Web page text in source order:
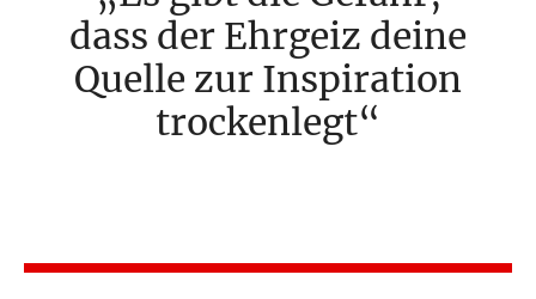
dass der Ehrgeiz deine
Quelle zur Inspiration
trockenlegt